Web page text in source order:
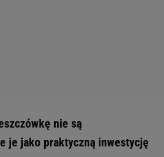
nie są
je jako praktyczną inwestycję